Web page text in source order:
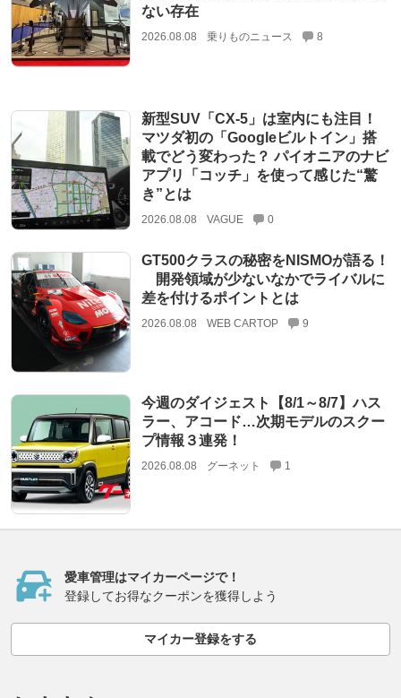
ない存在
2026.08.08 乗りものニュース 8
新型SUV「CX-5」は室内にも注目！
マツダ初の「Googleビルトイン」搭
載でどう変わった？ パイオニアのナビ
アプリ「コッチ」を使って感じた“驚
き”とは
2026.08.08 VAGUE 0
GT500クラスの秘密をNISMOが語る！
開発領域が少ないなかでライバルに
差を付けるポイントとは
2026.08.08 WEB CARTOP 9
今週のダイジェスト【8/1～8/7】ハス
ラー、アコード…次期モデルのスクー
プ情報３連発！
2026.08.08 グーネット 1
愛車管理はマイカーページで！
登録してお得なクーポンを獲得しよう
マイカー登録をする